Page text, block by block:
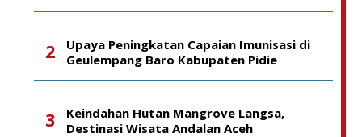
Upaya Peningkatan Capaian Imunisasi di
Geulempang Baro Kabupaten Pidie
Keindahan Hutan Mangrove Langsa,
Destinasi Wisata Andalan Aceh